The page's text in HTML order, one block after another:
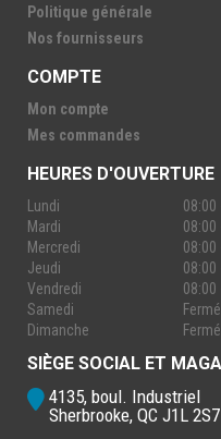
Politique générale
Nos fournisseurs
COMPTE
Mon compte
Mes commandes
HEURES D'OUVERTURE
Lundi
08:00
Mardi
08:00
Mercredi
08:00
Jeudi
08:00
Vendredi
08:00
Samedi
Fermé
Dimanche
Fermé
SIÈGE SOCIAL ET
4135, boul. Industriel
Sherbrooke, QC J1L 2S7